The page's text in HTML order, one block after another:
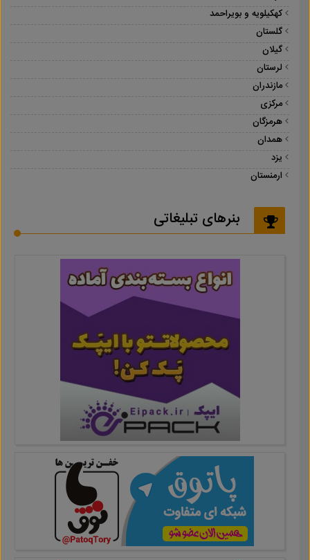
کهکیلویه و بویراحمد
گلستان
گیلان
لرستان
مازندران
مرکزی
هرمزگان
همدان
یزد
ارمنستان
بنرهای تبلیغاتی